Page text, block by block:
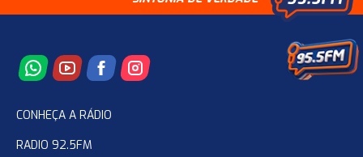
CONHEÇA A RÁDIO
RADIO 92.5FM